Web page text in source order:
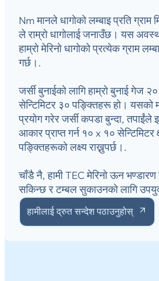
Nm मानले धागोको लम्बाइ प्रति
ले राम्रो धागोलाई जनाउँछ। यस
हाम्रो मेरिनो धागोको प्रत्येक ग्राम
गर्छ।.
जर्सी बुनाईको लागि हाम्रो बुनाई गेज
सेन्टिमिटर ३० पङ्क्तिहरू हो। यसको
प्रयोग गरेर जर्सी कपडा बुन्दा,
आकार प्राप्त गर्न १० x १० सेन्टिमिटर
पङ्क्तिहरूको लक्ष्य राख्नुपर्छ।.
चाँडै नै, हामी TEC मेरिनो ऊन
सकिन्छ र टम्बल सुकाउनको लागि
हामीलाई द्रुत सन्देश पठाउनुहोस्